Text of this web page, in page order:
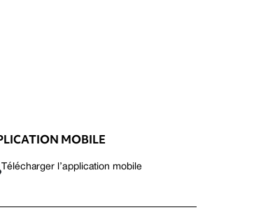
MOBILE
Télécharger l’application mobile